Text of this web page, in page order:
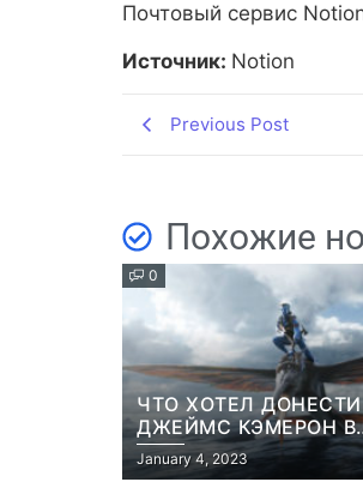
Почтовый сервис
Источник: Notion
Previous Post
Похожие
0
ЧТО ХОТЕЛ ДОНЕСТИ
ДЖЕЙМС КЭМЕРОН В
ФИЛЬМЕ “АВАТАР:
ВОДЫ”
January 4, 2023